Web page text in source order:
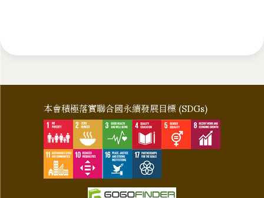
本會積極落實聯合國永續發展目標 (SDGs)